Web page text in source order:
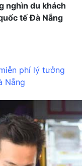
nghìn du khách
tế Đà Nẵng
phí lý tưởng
Nẵng